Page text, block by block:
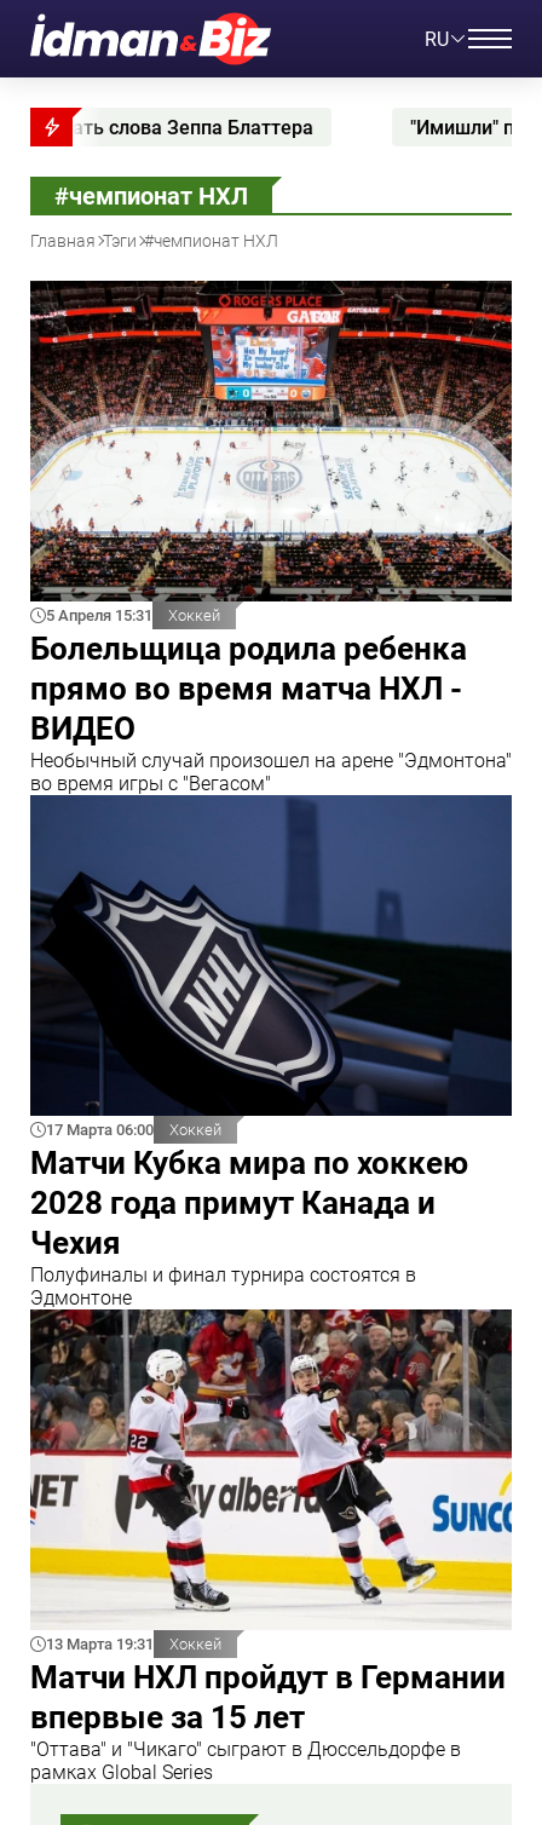
RU
Зеппа Блаттера "Имишли" попрощался с
#чемпионат НХЛ
Главная Тэги #чемпионат НХЛ
5 Апреля 15:31 Хоккей
Болельщица родила ребенка
прямо во время матча НХЛ -
ВИДЕО
Необычный случай произошел на арене "Эдмонтона"
во время игры с "Вегасом"
17 Марта 06:00 Хоккей
Матчи Кубка мира по хоккею
2028 года примут Канада и
Чехия
Полуфиналы и финал турнира состоятся в
Эдмонтоне
13 Марта 19:31 Хоккей
Матчи НХЛ пройдут в Германии
впервые за 15 лет
"Оттава" и "Чикаго" сыграют в Дюссельдорфе в
рамках Global Series